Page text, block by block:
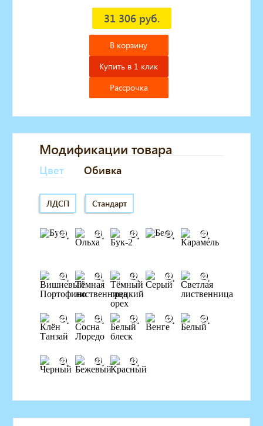
31 306 руб.
В корзину
Купить в 1 клик
Рассрочка
Модификации товара
Цвет Обивка
ЛДСП Стандарт